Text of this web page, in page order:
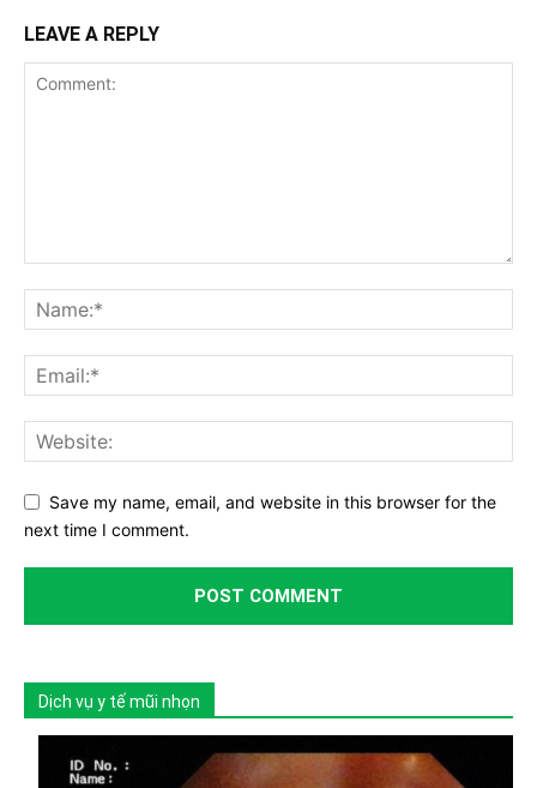
LEAVE A REPLY
Save my name, email, and website in this browser for the
next time I comment.
Dịch vụ y tế mũi nhọn